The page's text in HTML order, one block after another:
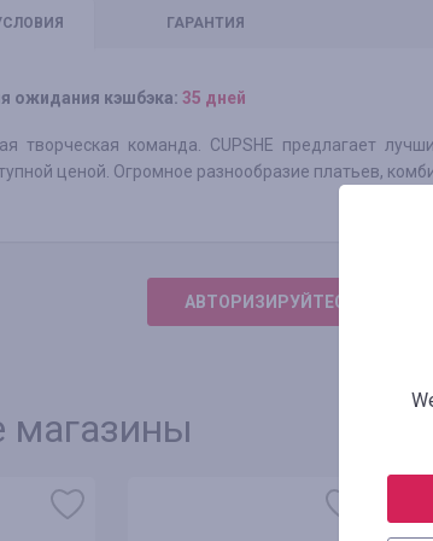
ГАРАНТИЯ
ожидания кэшбэка: 35 дней
творческая команда. CUPSHE предлагает
ценой. Огромное разнообразие платьев,
АВТОРИЗИРУЙТЕСЬ, ЧТОБЫ
магазины